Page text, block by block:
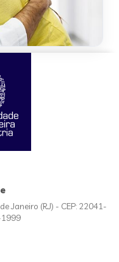
Janeiro (RJ) - CEP: 22041-